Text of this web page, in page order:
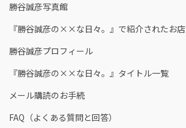
勝谷誠彦写真館
『勝谷誠彦の××な日々。』で紹介されたお店
勝谷誠彦プロフィール
『勝谷誠彦の××な日々。』タイトル一覧
メール購読のお手続
FAQ（よくある質問と回答）